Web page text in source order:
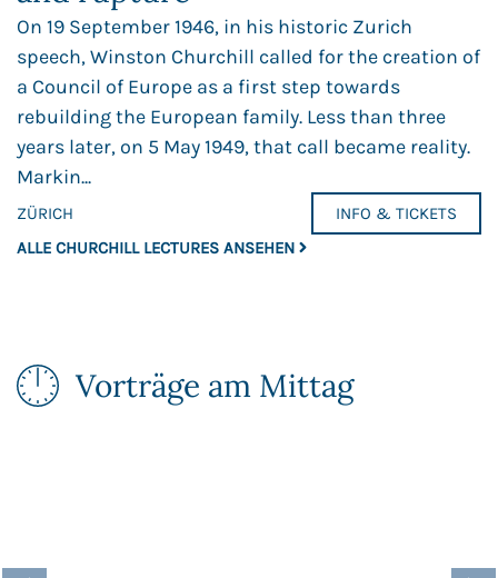
ALLE CHURCHILL LECTURES ANSEHEN
On 19 September 1946, in his historic Zurich
speech, Winston Churchill called for the creation of
a Council of Europe as a first step towards
rebuilding the European family. Less than three
years later, on 5 May 1949, that call became reality.
Markin...
ZÜRICH INFO & TICKETS
Vorträge am Mittag​​